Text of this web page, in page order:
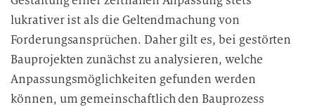
lukrativer ist als die Geltendmachung von
Forderungsansprüchen. Daher gilt es, bei gestörten
Bauprojekten zunächst zu analysieren, welche
Anpassungsmöglichkeiten gefunden werden
können, um gemeinschaftlich den Bauprozess